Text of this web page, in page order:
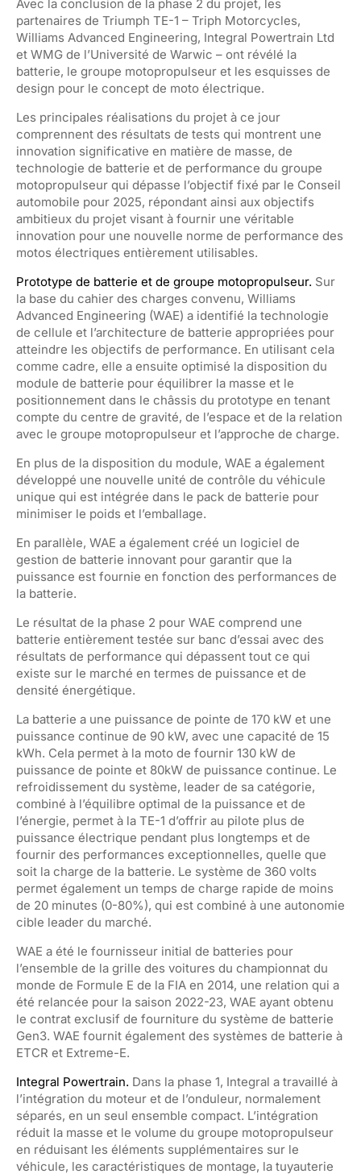
Avec la conclusion de la phase 2 du projet, les
partenaires de Triumph TE-1 – Triph Motorcycles,
Williams Advanced Engineering, Integral Powertrain Ltd
et WMG de l’Université de Warwic – ont révélé la
batterie, le groupe motopropulseur et les esquisses de
design pour le concept de moto électrique.
Les principales réalisations du projet à ce jour
comprennent des résultats de tests qui montrent une
innovation significative en matière de masse, de
technologie de batterie et de performance du groupe
motopropulseur qui dépasse l’objectif fixé par le Conseil
automobile pour 2025, répondant ainsi aux objectifs
ambitieux du projet visant à fournir une véritable
innovation pour une nouvelle norme de performance des
motos électriques entièrement utilisables.
Prototype de batterie et de groupe motopropulseur. Sur
la base du cahier des charges convenu, Williams
Advanced Engineering (WAE) a identifié la technologie
de cellule et l’architecture de batterie appropriées pour
atteindre les objectifs de performance. En utilisant cela
comme cadre, elle a ensuite optimisé la disposition du
module de batterie pour équilibrer la masse et le
positionnement dans le châssis du prototype en tenant
compte du centre de gravité, de l’espace et de la relation
avec le groupe motopropulseur et l’approche de charge.
En plus de la disposition du module, WAE a également
développé une nouvelle unité de contrôle du véhicule
unique qui est intégrée dans le pack de batterie pour
minimiser le poids et l’emballage.
En parallèle, WAE a également créé un logiciel de
gestion de batterie innovant pour garantir que la
puissance est fournie en fonction des performances de
la batterie.
Le résultat de la phase 2 pour WAE comprend une
batterie entièrement testée sur banc d’essai avec des
résultats de performance qui dépassent tout ce qui
existe sur le marché en termes de puissance et de
densité énergétique.
La batterie a une puissance de pointe de 170 kW et une
puissance continue de 90 kW, avec une capacité de 15
kWh. Cela permet à la moto de fournir 130 kW de
puissance de pointe et 80kW de puissance continue. Le
refroidissement du système, leader de sa catégorie,
combiné à l’équilibre optimal de la puissance et de
l’énergie, permet à la TE-1 d’offrir au pilote plus de
puissance électrique pendant plus longtemps et de
fournir des performances exceptionnelles, quelle que
soit la charge de la batterie. Le système de 360 volts
permet également un temps de charge rapide de moins
de 20 minutes (0-80%), qui est combiné à une autonomie
cible leader du marché.
WAE a été le fournisseur initial de batteries pour
l’ensemble de la grille des voitures du championnat du
monde de Formule E de la FIA en 2014, une relation qui a
été relancée pour la saison 2022-23, WAE ayant obtenu
le contrat exclusif de fourniture du système de batterie
Gen3. WAE fournit également des systèmes de batterie à
ETCR et Extreme-E.
Integral Powertrain. Dans la phase 1, Integral a travaillé à
l’intégration du moteur et de l’onduleur, normalement
séparés, en un seul ensemble compact. L’intégration
réduit la masse et le volume du groupe motopropulseur
en réduisant les éléments supplémentaires sur le
véhicule, les caractéristiques de montage, la tuyauterie